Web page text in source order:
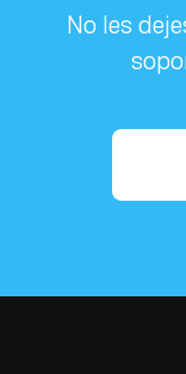
No les